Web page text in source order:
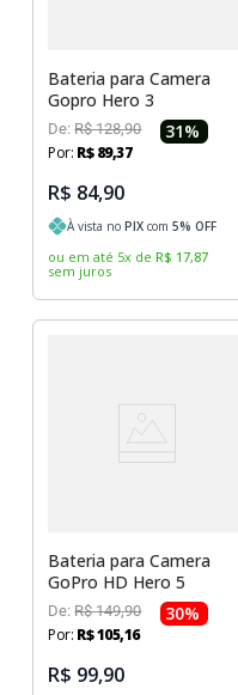
Tela para Iphone
Bateria para Camera
Gopro Hero 3
De:R$ 128,90 31%
Por: R$ 89,37
R$ 84,90
À vista noPIX com5% OFF
ou em até 5x de R$ 17,87
sem juros
Bateria para Camera
GoPro HD Hero 5
De:R$ 149,90 30%
Por: R$105,16
R$ 99,90